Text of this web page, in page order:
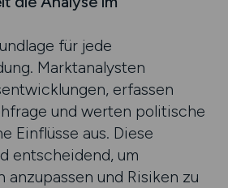
für jede
Marktanalysten
erfassen
und werten politische
Einflüsse aus. Diese
entscheidend, um
anzupassen und Risiken zu